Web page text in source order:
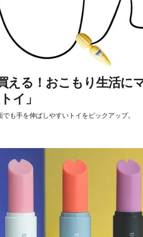
える！おこもり生活に
イ」
も手を伸ばしやすいトイをピックアップ。